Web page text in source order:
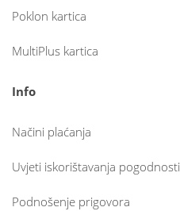
Poklon kartica
MultiPlus kartica
Info
Načini plaćanja
Uvjeti iskorištavanja pogodnosti
Podnošenje prigovora